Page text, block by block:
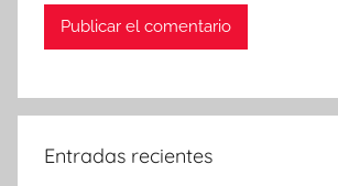
Entradas recientes